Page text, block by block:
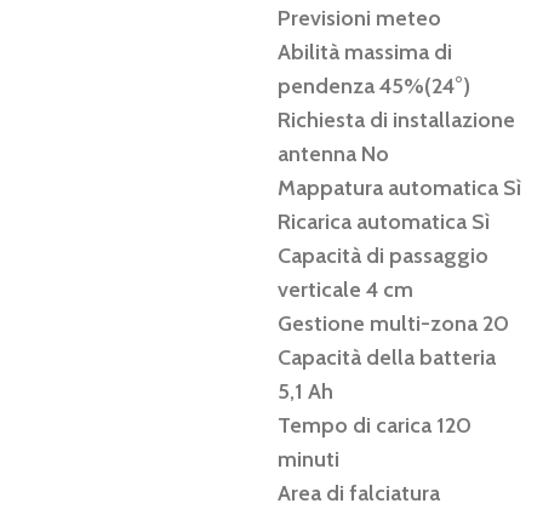
Previsioni meteo
Abilità massima di
pendenza 45%(24°)
Richiesta di installazione
antenna No
Mappatura automatica Sì
Ricarica automatica Sì
Capacità di passaggio
verticale 4 cm
Gestione multi-zona 20
Capacità della batteria
5,1 Ah
Tempo di carica 120
minuti
Area di falciatura